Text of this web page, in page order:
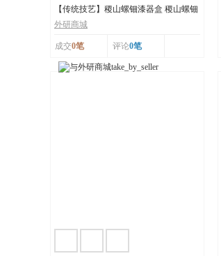
【传统技艺】稷山螺钿漆器盒 稷山螺钿
漆器髹饰技...
外研商城
成交0笔 评论0笔